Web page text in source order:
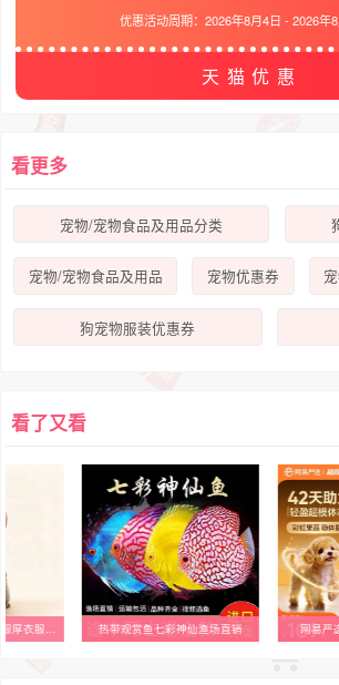
优惠活动周期：2026年8月4日 -2026年
天猫优惠
看更多
宠物/宠物食品及用品分类
宠物/宠物食品及用品 宠物优惠券
狗宠物服装优惠券
看了又看
雪纳瑞泰迪比熊宠物衣服厚衣服加绒加厚保暖拜年服唐装狗狗红色 热带观赏鱼七彩神仙渔场直销 网易严